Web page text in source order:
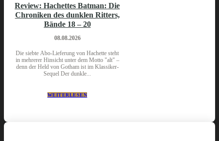
Review: Hachettes Batman: Die
Chroniken des dunklen Ritters,
Bände 18 – 20
08.08.2026
Die siebte Abo-Lieferung von Hachette steht
in mehrerer Hinsicht unter dem Motto "alt" –
denn der Held von Gotham ist im Klassiker-
Sequel Der dunkle...
WEITERLESEN